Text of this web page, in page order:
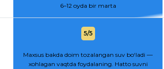
6–12 oyda bir marta
5/5
Maxsus bakda doim tozalangan suv bo‘ladi —
xohlagan vaqtda foydalaning. Hatto suvni